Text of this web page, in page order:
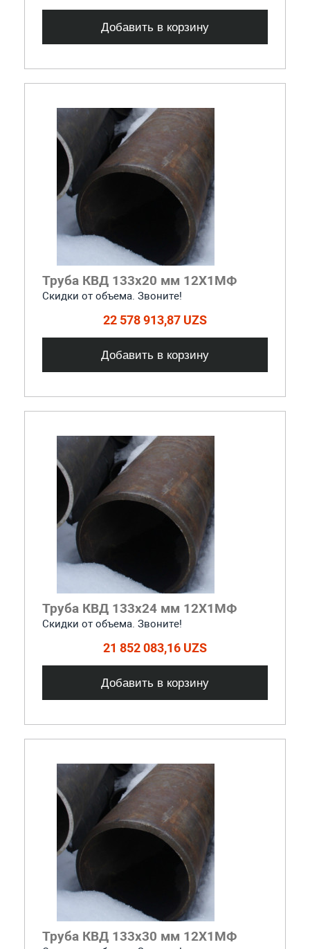
Добавить в корзину
Труба КВД 133х20 мм 12Х1МФ
Скидки от объема. Звоните!
22 578 913,87 UZS
Добавить в корзину
Труба КВД 133х24 мм 12Х1МФ
Скидки от объема. Звоните!
21 852 083,16 UZS
Добавить в корзину
Труба КВД 133х30 мм 12Х1МФ